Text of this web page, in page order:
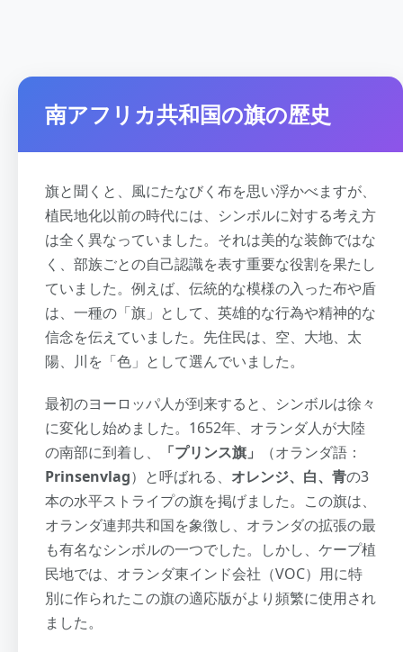
南アフリカ共和国の旗の歴史
旗と聞くと、風にたなびく布を思い浮かべますが、
植民地化以前の時代には、シンボルに対する考え方
は全く異なっていました。それは美的な装飾ではな
く、部族ごとの自己認識を表す重要な役割を果たし
ていました。例えば、伝統的な模様の入った布や盾
は、一種の「旗」として、英雄的な行為や精神的な
信念を伝えていました。先住民は、空、大地、太
陽、川を「色」として選んでいました。
最初のヨーロッパ人が到来すると、シンボルは徐々
に変化し始めました。1652年、オランダ人が大陸
の南部に到着し、
「プリンス旗」
（オランダ語：
Prinsenvlag）と呼ばれる、 オレンジ、白、青の3
本の水平ストライプの旗を掲げました。この旗は、
オランダ連邦共和国を象徴し、オランダの拡張の最
も有名なシンボルの一つでした。しかし、ケープ植
民地では、オランダ東インド会社（VOC）用に特
別に作られたこの旗の適応版がより頻繁に使用され
ました。